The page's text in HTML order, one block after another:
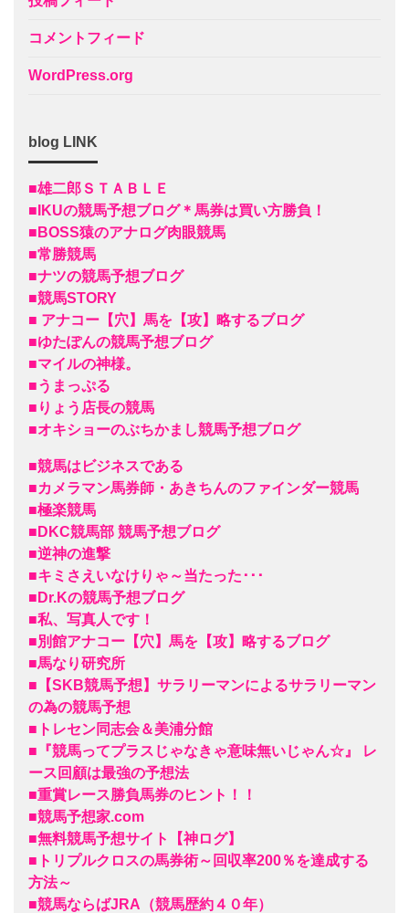
コメントフィード
WordPress.org
blog LINK
■雄二郎ＳＴＡＢＬＥ
■IKUの競馬予想ブログ＊馬券は買い方勝負！
■BOSS猿のアナログ肉眼競馬
■常勝競馬
■ナツの競馬予想ブログ
■競馬STORY
■ アナコー【穴】馬を【攻】略するブログ
■ゆたぽんの競馬予想ブログ
■マイルの神様。
■うまっぷる
■りょう店長の競馬
■オキショーのぶちかまし競馬予想ブログ
■競馬はビジネスである
■カメラマン馬券師・あきちんのファインダー競馬
■極楽競馬
■DKC競馬部 競馬予想ブログ
■逆神の進撃
■キミさえいなけりゃ～当たった･･･
■Dr.Kの競馬予想ブログ
■私、写真人です！
■別館アナコー【穴】馬を【攻】略するブログ
■馬なり研究所
■【SKB競馬予想】サラリーマンによるサラリーマン
の為の競馬予想
■トレセン同志会＆美浦分館
■『競馬ってプラスじゃなきゃ意味無いじゃん☆』 レ
ース回顧は最強の予想法
■重賞レース勝負馬券のヒント！！
■競馬予想家.com
■無料競馬予想サイト【神ログ】
■トリプルクロスの馬券術～回収率200％を達成する
方法～
■競馬ならばJRA（競馬歴約４０年）